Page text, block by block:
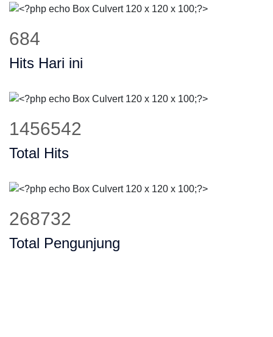
925
Hits Hari ini
1971304
Total Hits
363705
Total Pengunjung